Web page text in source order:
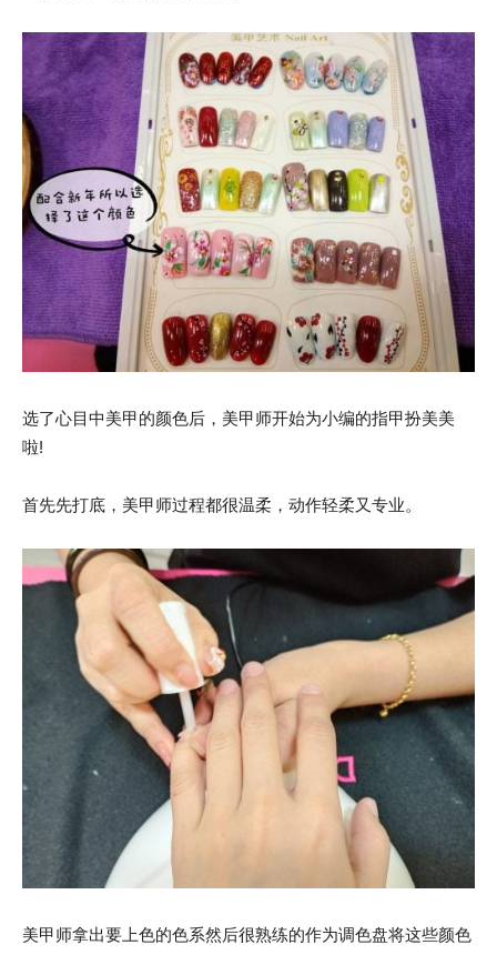
选了心目中美甲的颜色后，美甲师开始为小编的指甲扮美美
啦!
首先先打底，美甲师过程都很温柔，动作轻柔又专业。
美甲师拿出要上色的色系然后很熟练的作为调色盘将这些颜色